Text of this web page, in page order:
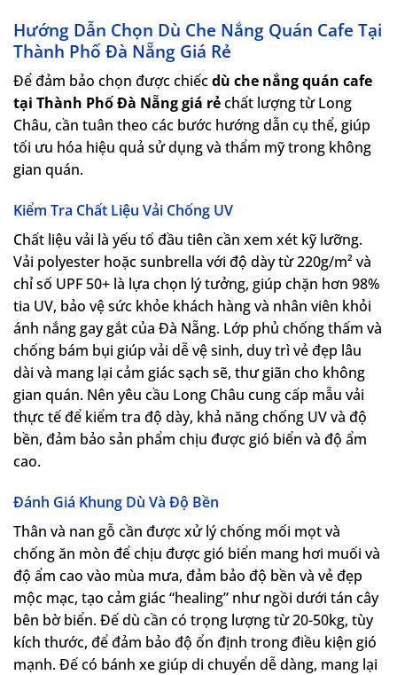
Hướng Dẫn Chọn Dù Che Nắng Quán Cafe Tại
Thành Phố Đà Nẵng Giá Rẻ
Để đảm bảo chọn được chiếcdù che nắng quán cafe
tại Thành Phố Đà Nẵng giá rẻchất lượng từ Long
Châu, cần tuân theo các bước hướng dẫn cụ thể, giúp
tối ưu hóa hiệu quả sử dụng và thẩm mỹ trong không
gian quán.
Kiểm Tra Chất Liệu Vải Chống UV
Chất liệu vải là yếu tố đầu tiên cần xem xét kỹ lưỡng.
Vải polyester hoặc sunbrella với độ dày từ 220g/m² và
chỉ số UPF 50+ là lựa chọn lý tưởng, giúp chặn hơn 98%
tia UV, bảo vệ sức khỏe khách hàng và nhân viên khỏi
ánh nắng gay gắt của Đà Nẵng. Lớp phủ chống thấm và
chống bám bụi giúp vải dễ vệ sinh, duy trì vẻ đẹp lâu
dài và mang lại cảm giác sạch sẽ, thư giãn cho không
gian quán. Nên yêu cầu Long Châu cung cấp mẫu vải
thực tế để kiểm tra độ dày, khả năng chống UV và độ
bền, đảm bảo sản phẩm chịu được gió biển và độ ẩm
cao.
Đánh Giá Khung Dù Và Độ Bền
Thân và nan gỗ cần được xử lý chống mối mọt và
chống ăn mòn để chịu được gió biển mang hơi muối và
độ ẩm cao vào mùa mưa, đảm bảo độ bền và vẻ đẹp
mộc mạc, tạo cảm giác “healing” như ngồi dưới tán cây
bên bờ biển. Đế dù cần có trọng lượng từ 20-50kg, tùy
kích thước, để đảm bảo độ ổn định trong điều kiện gió
mạnh. Đế có bánh xe giúp di chuyển dễ dàng, mang lại